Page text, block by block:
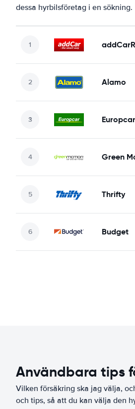
dessa hyrbilsföretag i en sökning.
Alamo
Europcar
Green
Thrifty
Budget
Användbara tips
Vilken försäkring ska jag välja,
och tips, så att du kan välja den